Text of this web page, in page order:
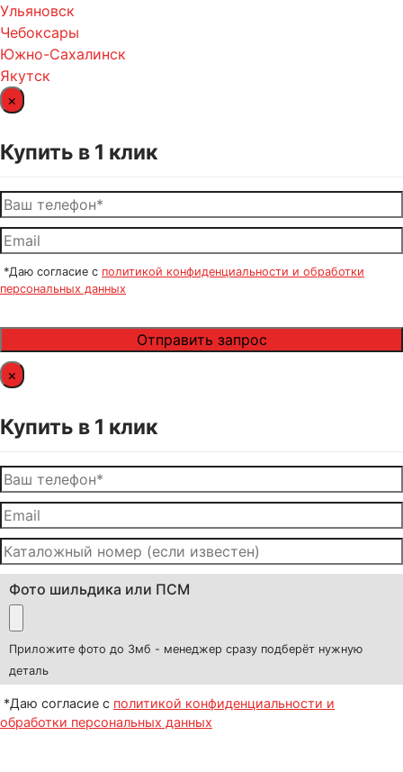
Ульяновск
Чебоксары
Южно-Сахалинск
Якутск
×
Купить в 1 клик
*Даю согласие с политикой конфиденциальности и обработки
персональных данных
×
Купить в 1 клик
Фото шильдика или ПСМ
Приложите фото до 3мб - менеджер сразу подберёт нужную
деталь
*Даю согласие с политикой конфиденциальности и
обработки персональных данных